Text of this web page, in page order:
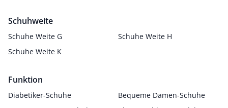
Schuhweite
Schuhe Weite G
Schuhe Weite H
Schuhe Weite K
Funktion
Diabetiker-Schuhe
Bequeme Damen-Schuhe